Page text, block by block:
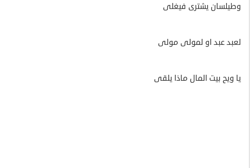
وطيلسان يشترى فيغلى
لعبد عبد او لمولى مولى
يا ويح بيت المال ماذا يلقى